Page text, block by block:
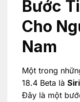
Bước
Cho
Nam
Một trong
18.4 Beta là
Đây là một